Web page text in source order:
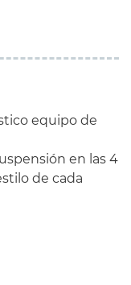
equipo de
en las 4
de cada